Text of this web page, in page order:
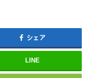
シェア
LINE